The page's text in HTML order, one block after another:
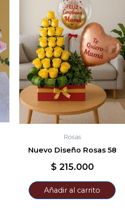
Rosas
Nuevo Diseño Rosas 58
$ 215.000
Añadir al carrito